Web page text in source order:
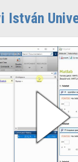
István